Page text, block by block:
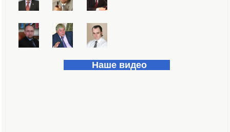
Наше видео